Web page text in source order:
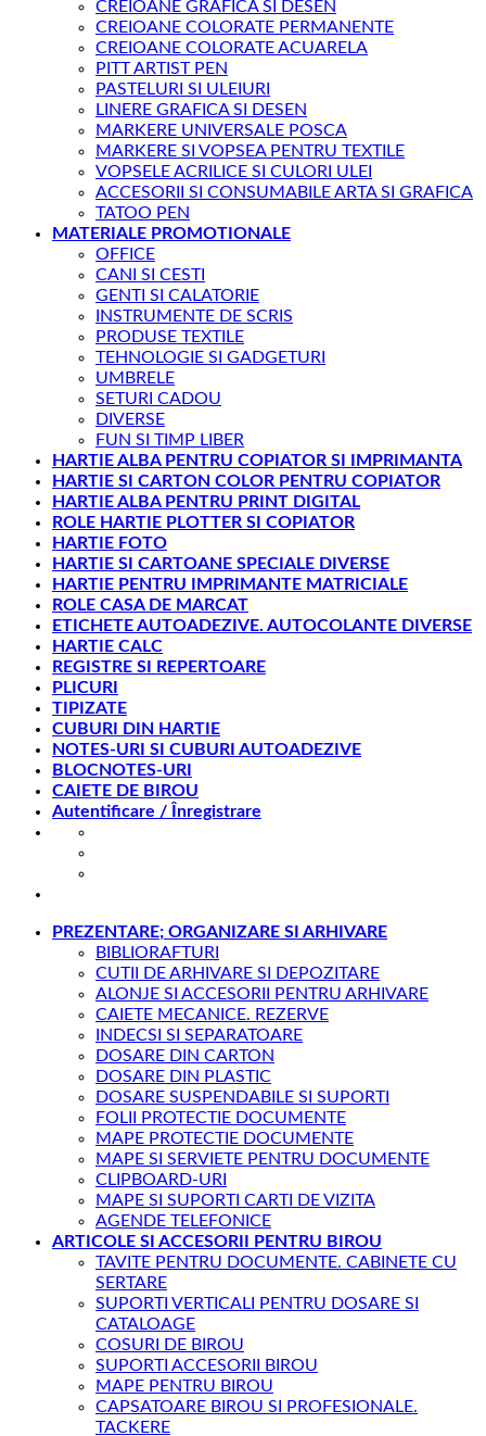
CREIOANE GRAFICA SI DESEN
CREIOANE COLORATE PERMANENTE
CREIOANE COLORATE ACUARELA
PITT ARTIST PEN
PASTELURI SI ULEIURI
LINERE GRAFICA SI DESEN
MARKERE UNIVERSALE POSCA
MARKERE SI VOPSEA PENTRU TEXTILE
VOPSELE ACRILICE SI CULORI ULEI
ACCESORII SI CONSUMABILE ARTA SI GRAFICA
TATOO PEN
MATERIALE PROMOTIONALE
OFFICE
CANI SI CESTI
GENTI SI CALATORIE
INSTRUMENTE DE SCRIS
PRODUSE TEXTILE
TEHNOLOGIE SI GADGETURI
UMBRELE
SETURI CADOU
DIVERSE
FUN SI TIMP LIBER
HARTIE ALBA PENTRU COPIATOR SI IMPRIMANTA
HARTIE SI CARTON COLOR PENTRU COPIATOR
HARTIE ALBA PENTRU PRINT DIGITAL
ROLE HARTIE PLOTTER SI COPIATOR
HARTIE FOTO
HARTIE SI CARTOANE SPECIALE DIVERSE
HARTIE PENTRU IMPRIMANTE MATRICIALE
ROLE CASA DE MARCAT
ETICHETE AUTOADEZIVE. AUTOCOLANTE DIVERSE
HARTIE CALC
REGISTRE SI REPERTOARE
PLICURI
TIPIZATE
CUBURI DIN HARTIE
NOTES-URI SI CUBURI AUTOADEZIVE
BLOCNOTES-URI
CAIETE DE BIROU
Autentificare / Înregistrare
PREZENTARE; ORGANIZARE SI ARHIVARE
BIBLIORAFTURI
CUTII DE ARHIVARE SI DEPOZITARE
ALONJE SI ACCESORII PENTRU ARHIVARE
CAIETE MECANICE. REZERVE
INDECSI SI SEPARATOARE
DOSARE DIN CARTON
DOSARE DIN PLASTIC
DOSARE SUSPENDABILE SI SUPORTI
FOLII PROTECTIE DOCUMENTE
MAPE PROTECTIE DOCUMENTE
MAPE SI SERVIETE PENTRU DOCUMENTE
CLIPBOARD-URI
MAPE SI SUPORTI CARTI DE VIZITA
AGENDE TELEFONICE
ARTICOLE SI ACCESORII PENTRU BIROU
TAVITE PENTRU DOCUMENTE. CABINETE CU
SERTARE
SUPORTI VERTICALI PENTRU DOSARE SI
CATALOAGE
COSURI DE BIROU
SUPORTI ACCESORII BIROU
MAPE PENTRU BIROU
CAPSATOARE BIROU SI PROFESIONALE.
TACKERE